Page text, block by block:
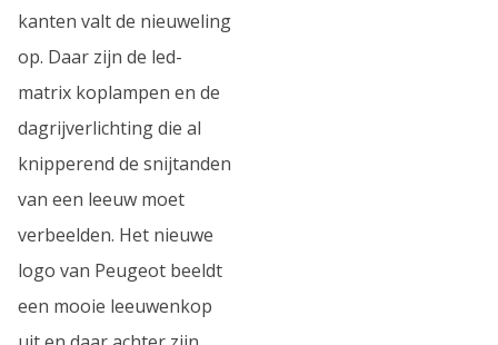
kanten valt de nieuweling
op. Daar zijn de led-
matrix koplampen en de
dagrijverlichting die al
knipperend de snijtanden
van een leeuw moet
verbeelden. Het nieuwe
logo van Peugeot beeldt
een mooie leeuwenkop